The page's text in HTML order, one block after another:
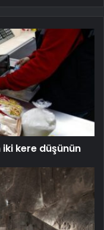
kere düşünün